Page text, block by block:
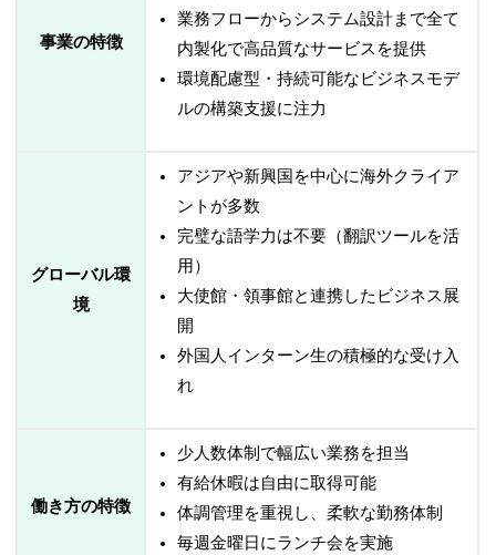
事業の特徴
業務フローからシステム設計まで全て
内製化で高品質なサービスを提供
環境配慮型・持続可能なビジネスモデ
ルの構築支援に注力
グローバル環
境
アジアや新興国を中心に海外クライア
ントが多数
完璧な語学力は不要（翻訳ツールを活
用）
大使館・領事館と連携したビジネス展
開
外国人インターン生の積極的な受け入
れ
働き方の特徴
少人数体制で幅広い業務を担当
有給休暇は自由に取得可能
体調管理を重視し、柔軟な勤務体制
毎週金曜日にランチ会を実施